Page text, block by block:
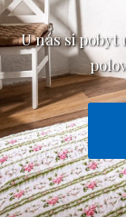
U nás si pobyt